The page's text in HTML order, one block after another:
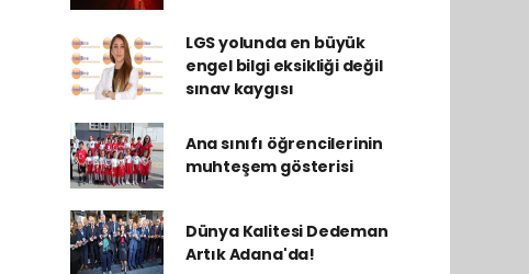
LGS yolunda en büyük
engel bilgi eksikliği değil
sınav kaygısı
Ana sınıfı öğrencilerinin
muhteşem gösterisi
Dünya Kalitesi Dedeman
Artık Adana'da!